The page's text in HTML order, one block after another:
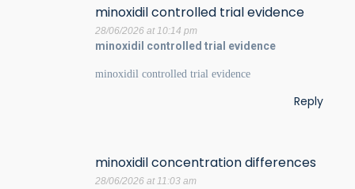
minoxidil controlled trial evidence
28/06/2026 at 10:14 pm
minoxidil controlled trial evidence
minoxidil controlled trial evidence
Reply
minoxidil concentration differences
28/06/2026 at 11:03 am